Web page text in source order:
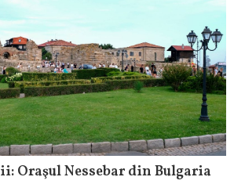
Oraşul Nessebar din Bulgaria